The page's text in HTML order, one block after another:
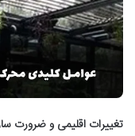
تغییرات اقلیمی و ضرورت